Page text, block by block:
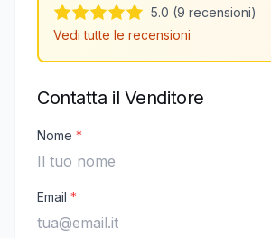
5.0 (9 recensioni)
Vedi tutte le recensioni
Contatta il Venditore
Nome *
Email *